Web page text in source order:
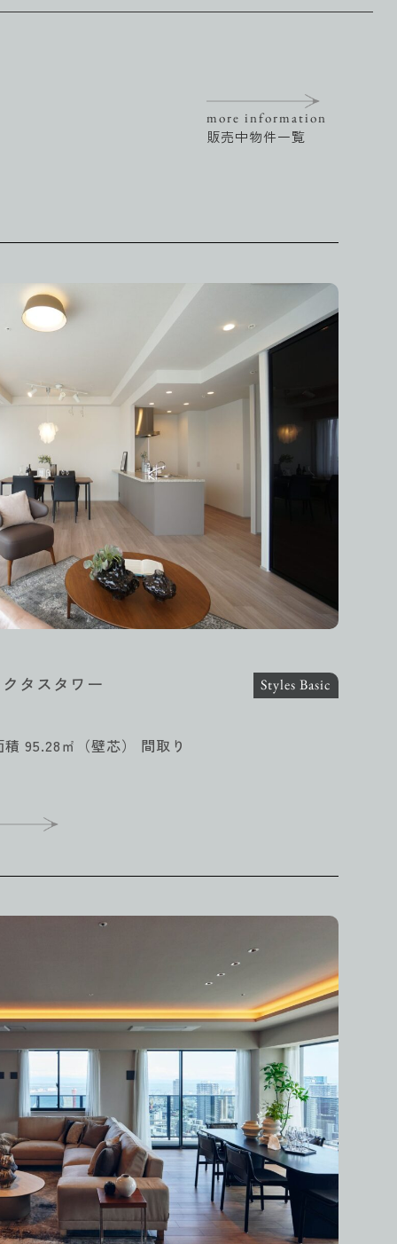
more information
販売中物件一覧
Styles Basic
タスタワー
95.28㎡（壁芯） 間取り